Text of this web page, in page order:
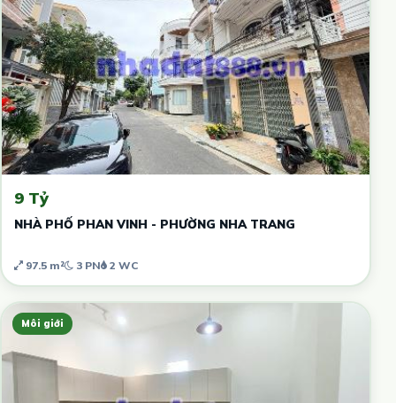
9 Tỷ
NHÀ PHỐ PHAN VINH - PHƯỜNG NHA TRANG
97.5 m² 3 PN 2 WC
Môi giới